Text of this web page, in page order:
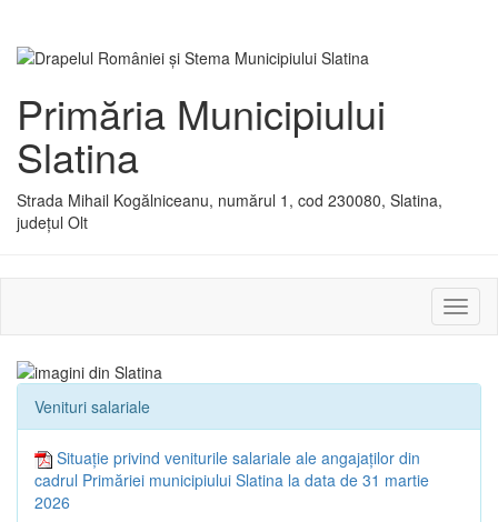
Primăria Municipiului
Slatina
Strada Mihail Kogălniceanu, numărul 1, cod 230080, Slatina,
județul Olt
sau
Venituri salariale
Situație privind veniturile salariale ale angajaților din
cadrul Primăriei municipiului Slatina la data de 31 martie
2026